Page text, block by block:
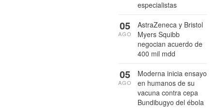
especialistas
AstraZeneca y Bristol
Myers Squibb
negocian acuerdo de
400 mil mdd
05
AGO
Moderna inicia ensayo
en humanos de su
vacuna contra cepa
Bundibugyo del ébola
05
AGO